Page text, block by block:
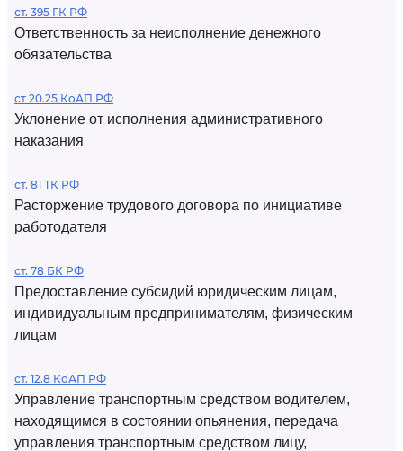
ст. 395 ГК РФ
Ответственность за неисполнение денежного
обязательства
ст 20.25 КоАП РФ
Уклонение от исполнения административного
наказания
ст. 81 ТК РФ
Расторжение трудового договора по инициативе
работодателя
ст. 78 БК РФ
Предоставление субсидий юридическим лицам,
индивидуальным предпринимателям, физическим
лицам
ст. 12.8 КоАП РФ
Управление транспортным средством водителем,
находящимся в состоянии опьянения, передача
управления транспортным средством лицу,